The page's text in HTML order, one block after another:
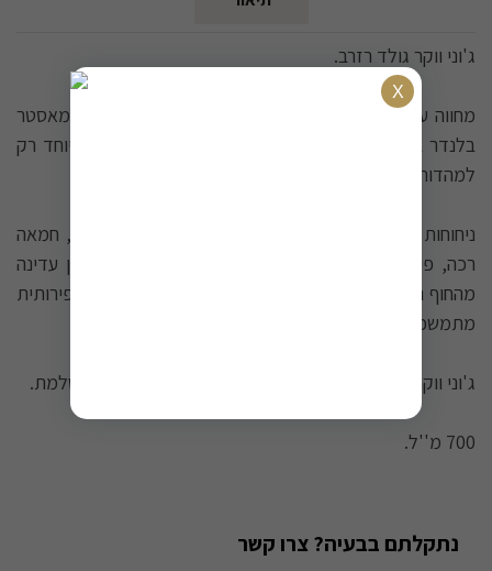
ג'וני ווקר גולד רזרב.
מחווה עמוקה לעושר אזורי ספייסייד והיילנד הסקוטיים. המאסטר
בלנדר בחר חביות ייחודיות ממזקקות שונות שנשמרו במיוחד רק
למהדורה זו.
ניחוחות פירותיים וקרמיים מתמזגים עם טעמי דבש זהוב, חמאה
רכה, פירות יבשים ותווי וניל וקרמל מתוקים. נגיעת עשן עדינה
מהחוף המערבי מוסיפה עומק, בעוד שהסיומת הארוכה והפירותית
מתמשכת ברמז של דבש ועץ מעושן.
ג'וני ווקר גולד רזרב - בין מורכבות לחלקות, התמזגות מושלמת.
700 מ''ל.
נתקלתם בבעיה? צרו קשר